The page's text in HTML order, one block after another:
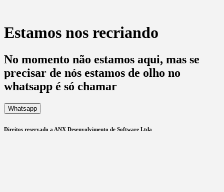
Estamos nos recriando
No momento não estamos aqui, mas se
precisar de nós estamos de olho no
whatsapp é só chamar
Whatsapp
Direitos reservado a ANX Desenvolvimento de Software Ltda